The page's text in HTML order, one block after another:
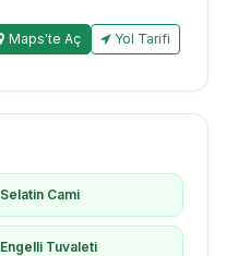
Maps'te Aç Yol Tarifi
Selatin Cami
Engelli Tuvaleti